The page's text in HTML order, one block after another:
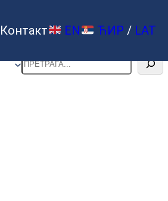
Контакт EN ЋИР / LAT
Претрага